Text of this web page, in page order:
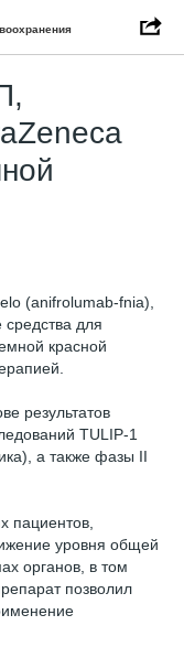
(anifrolumab-fnia),
для
красной
результатов
TULIP-1
а также фазы II
пациентов,
уровня общей
органов, в том
позволил